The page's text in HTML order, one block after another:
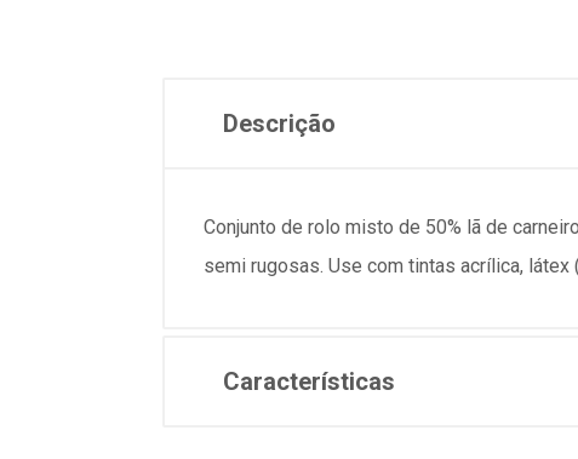
Descrição
Conjunto de rolo misto de 50% lã de
semi rugosas. Use com tintas acrílica, látex
Características